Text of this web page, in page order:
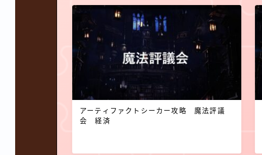
アーティファクトシーカー攻略 魔法評議
会 経済